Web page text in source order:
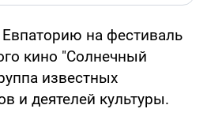
на фестиваль
кино "Солнечный
известных
и деятелей культуры.